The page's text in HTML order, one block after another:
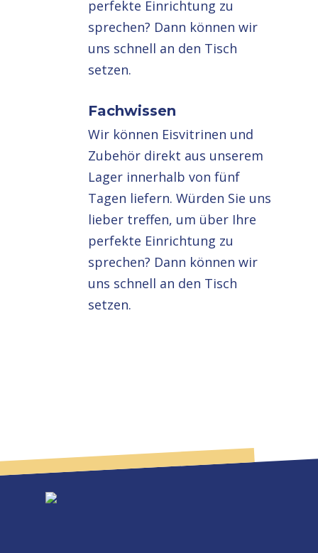
perfekte Einrichtung zu
sprechen? Dann können wir
uns schnell an den Tisch
setzen.
Fachwissen
Wir können Eisvitrinen und
Zubehör direkt aus unserem
Lager innerhalb von fünf
Tagen liefern. Würden Sie uns
lieber treffen, um über Ihre
perfekte Einrichtung zu
sprechen? Dann können wir
uns schnell an den Tisch
setzen.